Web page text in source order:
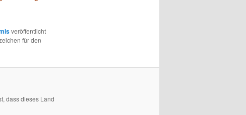
veröffentlicht
für den
dass dieses Land